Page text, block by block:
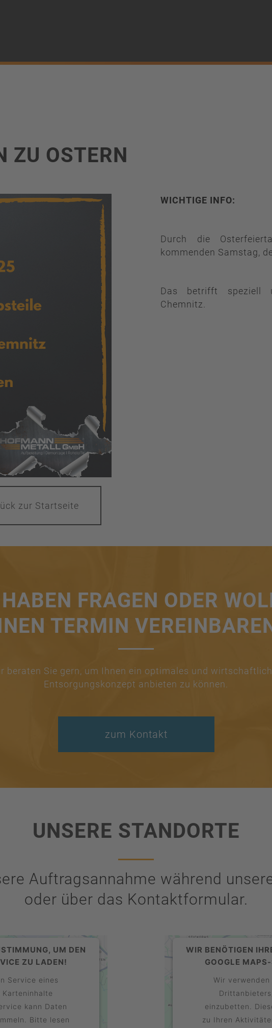
ZU OSTERN
WICHTIGE INFO:
Durch die
kommenden Samstag,
Das betrifft speziell
Chemnitz.
zur Startseite
FRAGEN ODER
TERMIN
beraten Sie gern, um Ihnen ein optimales und
Entsorgungskonzept anbieten zu können.
zum Kontakt
UNSERE STANDORTE
Auftragsannahme während
oder über das Kontaktformular.
UM DEN
ZU LADEN!
Service eines
kann Daten
Bitte lesen
WIR BENÖTIGEN
GOOGLE
Wir
einzubetten.
zu Ihren